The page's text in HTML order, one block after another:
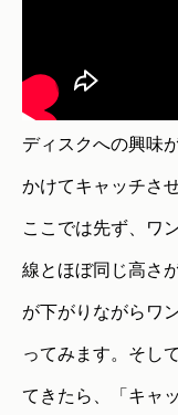
ディスクへの興味
かけてキャッチさ
ここでは先ず、ワ
線とほぼ同じ高さ
が下がりながらワ
ってみます。そし
てきたら、「キャ